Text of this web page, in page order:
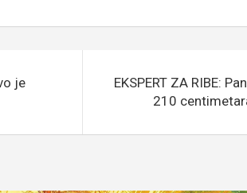
p
je
EKSPERT ZA RIBE:
210